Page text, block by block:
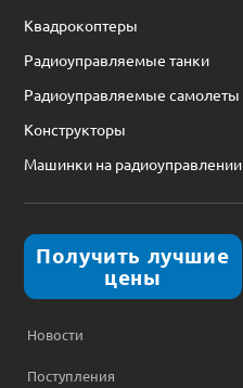
Квадрокоптеры
Радиоуправляемые танки
Радиоуправляемые самолеты
Конструкторы
Машинки на радиоуправлении
Получить лучшие
цены
Новости
Поступления